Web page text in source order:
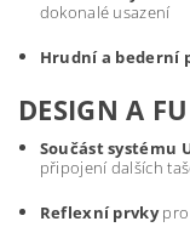
dokonalé usazení
Hrudní a bederní
DESIGN A
Součást systému
připojení dalších
Reflexní prvkypro